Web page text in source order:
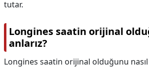
tutar.
Longines saatin orijinal
anlarız?
Longines saatin orijinal olduğunu nasıl